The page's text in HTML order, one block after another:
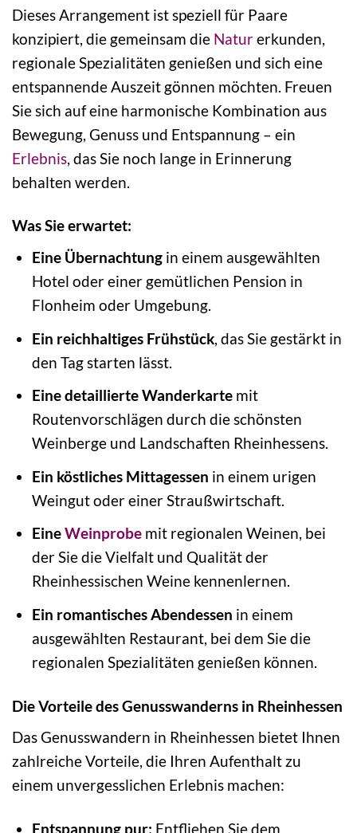
Dieses Arrangement ist speziell für Paare
konzipiert, die gemeinsam die Naturerkunden,
regionale Spezialitäten genießen und sich eine
entspannende Auszeit gönnen möchten. Freuen
Sie sich auf eine harmonische Kombination aus
Bewegung, Genuss und Entspannung – ein
Erlebnis , das Sie noch lange in Erinnerung
behalten werden.
Was Sie erwartet:
Eine Übernachtungin einem ausgewählten
Hotel oder einer gemütlichen Pension in
Flonheim oder Umgebung.
Ein reichhaltiges Frühstück, das Sie gestärkt in
den Tag starten lässt.
Eine detaillierte Wanderkartemit
Routenvorschlägen durch die schönsten
Weinberge und Landschaften Rheinhessens.
Ein köstliches Mittagessen in einem urigen
Weingut oder einer Straußwirtschaft.
EineWeinprobemit regionalen Weinen, bei
der Sie die Vielfalt und Qualität der
Rheinhessischen Weine kennenlernen.
Ein romantisches Abendessen in einem
ausgewählten Restaurant, bei dem Sie die
regionalen Spezialitäten genießen können.
Die Vorteile des Genusswanderns in Rheinhessen
Das Genusswandern in Rheinhessen bietet Ihnen
zahlreiche Vorteile, die Ihren Aufenthalt zu
einem unvergesslichen Erlebnis machen:
Entspannung pur: Entfliehen Sie dem